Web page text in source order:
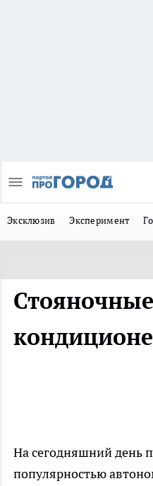
Эксклюзив Эксперимент
Стояночные
На сегодняшний день
популярностью